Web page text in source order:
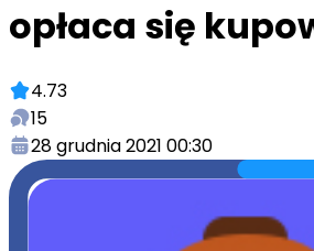
opłaca się
4.73
15
28 grudnia 2021 00:30